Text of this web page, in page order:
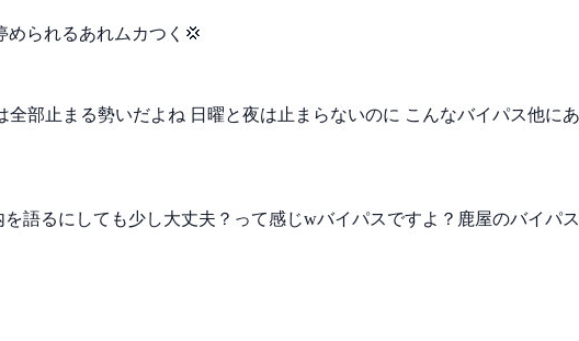
められるあれムカつく💢
全部止まる勢いだよね 日曜と夜は止まらないのに こんなバイパス他に
語るにしても少し大丈夫？って感じwバイパスですよ？鹿屋のバイパ